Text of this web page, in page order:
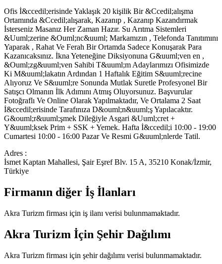
Ofis İ&ccedil;erisinde Yaklaşık 20 kişilik Bir &Ccedil;alışma
Ortamında &Ccedil;alışarak, Kazanıp , Kazanıp Kazandırmak
İsterseniz Masanız Her Zaman Hazır. Su Arıtma Sistemleri
&Uuml;zerine &Ouml;nc&uuml; Markamızın , Telefonda Tanıtımını
Yaparak , Rahat Ve Ferah Bir Ortamda Sadece Konuşarak Para
Kazanıcaksınız. İkna Yeteneğine Diksiyonuna G&uuml;ven en ,
&Ouml;zg&uuml;ven Sahibi T&uuml;m Adaylarımızı Ofisimizde
Ki M&uuml;lakatın Ardından 1 Haftalık Eğitim S&uuml;recine
Alıyoruz Ve S&uuml;re Sonunda Mutlak Suretle Profesyonel Bir
Satışcı Olmanın İlk Adımını Atmış Oluyorsunuz. Başvurular
Fotoğraflı Ve Online Olarak Yapılmaktadır, Ve Ortalama 2 Saat
İ&ccedil;erisinde Tarafınıza D&ouml;n&uuml;ş Yapılacaktır.
G&ouml;r&uuml;şmek Dileğiyle Asgari &Uuml;cret +
Y&uuml;ksek Prim + SSK + Yemek. Hafta İ&ccedil;i 10:00 - 19:00
Cumartesi 10:00 - 16:00 Pazar Ve Resmi G&uuml;nlerde Tatil.
Adres :
İsmet Kaptan Mahallesi, Şair Eşref Blv. 15 A, 35210 Konak/İzmir,
Türkiye
Firmanın diğer İş İlanları
Akra Turizm firması için iş ilanı verisi bulunmamaktadır.
Akra Turizm İçin Şehir Dağılımı
Akra Turizm firması için şehir dağılımı verisi bulunmamaktadır.